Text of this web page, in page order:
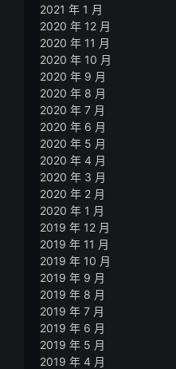
2021 年 1 月
2020 年 12 月
2020 年 11 月
2020 年 10 月
2020 年 9 月
2020 年 8 月
2020 年 7 月
2020 年 6 月
2020 年 5 月
2020 年 4 月
2020 年 3 月
2020 年 2 月
2020 年 1 月
2019 年 12 月
2019 年 11 月
2019 年 10 月
2019 年 9 月
2019 年 8 月
2019 年 7 月
2019 年 6 月
2019 年 5 月
2019 年 4 月